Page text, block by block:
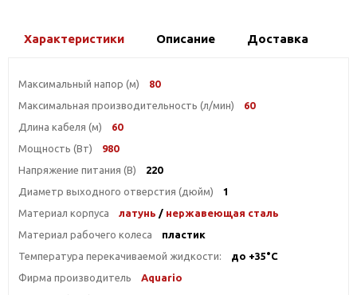
Характеристики Описание Доставка
Максимальный напор (м)
80
Максимальная производительность (л/мин)
60
Длина кабеля (м)
60
Мощность (Вт)
980
Напряжение питания (В)
220
Диаметр выходного отверстия (дюйм)
1
Материал корпуса
латунь / нержавеющая сталь
Материал рабочего колеса
пластик
Температура перекачиваемой жидкости:
до +35°С
Фирма производитель
Aquario